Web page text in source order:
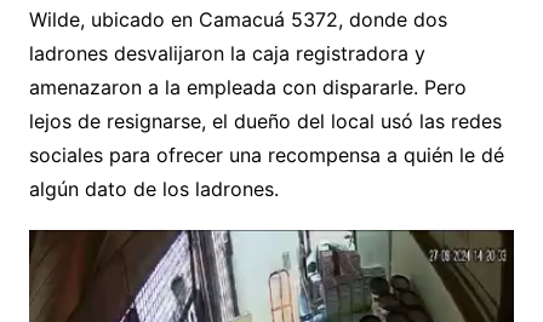
Wilde, ubicado en Camacuá 5372, donde dos
ladrones desvalijaron la caja registradora y
amenazaron a la empleada con dispararle. Pero
lejos de resignarse, el dueño del local usó las redes
sociales para ofrecer una recompensa a quién le dé
algún dato de los ladrones.